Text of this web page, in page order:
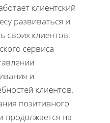
клиентский
развиваться и
своих клиентов.
сервиса
и
клиентов.
позитивного
продолжается на